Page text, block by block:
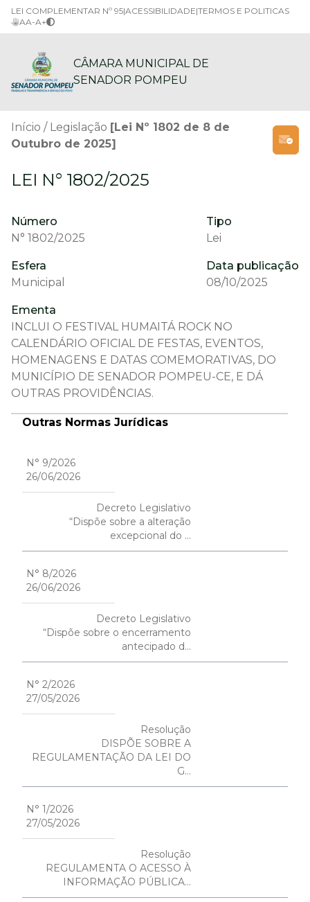
LEI COMPLEMENTAR Nº 95|ACESSIBILIDADE|TERMOS E POLITICAS
AA-A+
CÂMARA MUNICIPAL DE
SENADOR POMPEU
Início Legislação [Lei Nº 1802 de 8 de
Outubro de 2025]
LEI N° 1802/2025
Número
N° 1802/2025
Tipo
Lei
Esfera
Municipal
Data publicação
08/10/2025
Ementa
INCLUI O FESTIVAL HUMAITÁ ROCK NO
CALENDÁRIO OFICIAL DE FESTAS, EVENTOS,
HOMENAGENS E DATAS COMEMORATIVAS, DO
MUNICÍPIO DE SENADOR POMPEU-CE, E DÁ
OUTRAS PROVIDÊNCIAS.
Outras Normas Jurídicas
N° 9/2026
26/06/2026
Decreto Legislativo
“Dispõe sobre a alteração
excepcional do ...
N° 8/2026
26/06/2026
Decreto Legislativo
“Dispõe sobre o encerramento
antecipado d...
N° 2/2026
27/05/2026
Resolução
DISPÕE SOBRE A
REGULAMENTAÇÃO DA LEI DO
G...
N° 1/2026
27/05/2026
Resolução
REGULAMENTA O ACESSO À
INFORMAÇÃO PÚBLICA...